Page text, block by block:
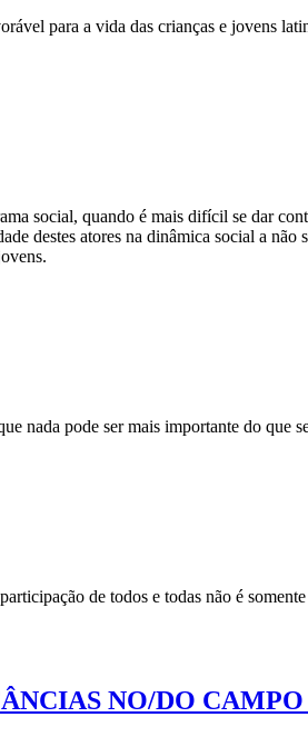
para a vida das crianças e jovens
social, quando é mais difícil se dar
destes atores na dinâmica social a
nada pode ser mais importante do que
de todos e todas não é
NO/DO